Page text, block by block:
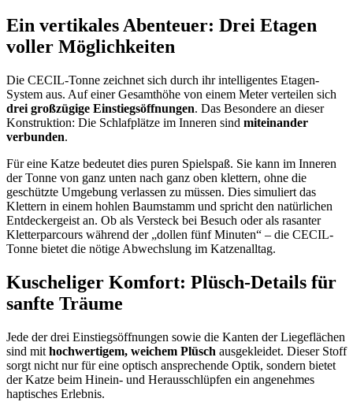
Ein vertikales Abenteuer: Drei Etagen
voller Möglichkeiten
Die CECIL-Tonne zeichnet sich durch ihr intelligentes Etagen-
System aus. Auf einer Gesamthöhe von einem Meter verteilen sich
drei großzügige Einstiegsöffnungen. Das Besondere an dieser
Konstruktion: Die Schlafplätze im Inneren sind miteinander
verbunden.
Für eine Katze bedeutet dies puren Spielspaß. Sie kann im Inneren
der Tonne von ganz unten nach ganz oben klettern, ohne die
geschützte Umgebung verlassen zu müssen. Dies simuliert das
Klettern in einem hohlen Baumstamm und spricht den natürlichen
Entdeckergeist an. Ob als Versteck bei Besuch oder als rasanter
Kletterparcours während der „dollen fünf Minuten“ – die CECIL-
Tonne bietet die nötige Abwechslung im Katzenalltag.
Kuscheliger Komfort: Plüsch-Details für
sanfte Träume
Jede der drei Einstiegsöffnungen sowie die Kanten der Liegeflächen
sind mit hochwertigem, weichem Plüsch ausgekleidet. Dieser Stoff
sorgt nicht nur für eine optisch ansprechende Optik, sondern bietet
der Katze beim Hinein- und Herausschlüpfen ein angenehmes
haptisches Erlebnis.